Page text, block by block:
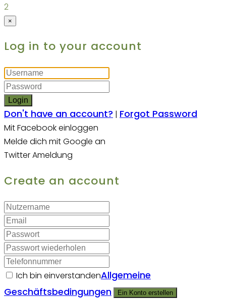
2
×
Log in to your account
Login
Don't have an account? | Forgot Password
Mit Facebook einloggen
Melde dich mit Google an
Twitter Ameldung
Create an account
Ich bin einverstandenAllgemeine
Geschäftsbedingungen
Ein Konto erstellen